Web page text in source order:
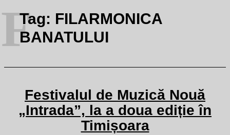
Tag: FILARMONICA
BANATULUI
F
Festivalul de Muzică Nouă
„Intrada”, la a doua ediție în
Timișoara